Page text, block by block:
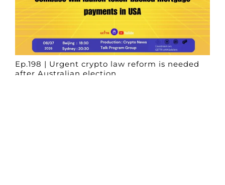
Ep.198 | Urgent crypto law reform is needed
after Australian election